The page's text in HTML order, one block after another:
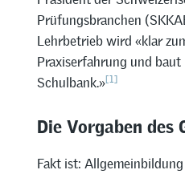
Prüfungsbranchen
Lehrbetrieb wird «klar
Praxiserfahrung und
Schulbank.»[1]
Die Vorgaben des
Fakt ist: